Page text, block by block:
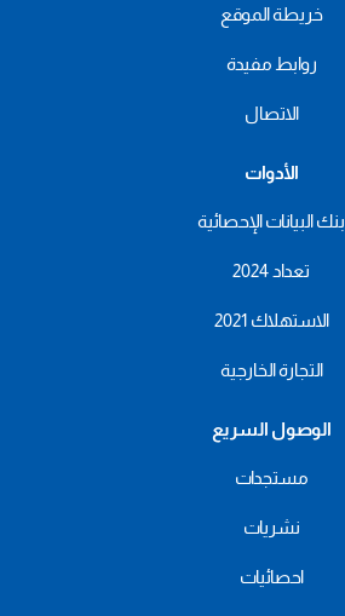
خريطة الموقع
روابط مفيدة
الاتصال
الأدوات
بنك البيانات الإحصائية
تعداد 2024
الاستهلاك 2021
التجارة الخارجية
الوصول السريع
مستجدات
نشريات
احصائيات